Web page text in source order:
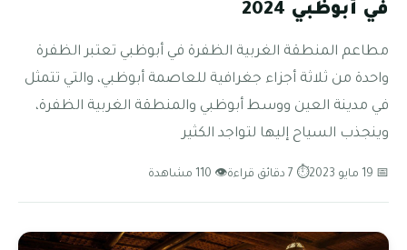
في أبوظبي 2024
مطاعم المنطقة الغربية الظفرة في أبوظبي تعتبر الظفرة
واحدة من ثلاثة أجزاء جغرافية للعاصمة أبوظبي، والتي تتمثل
في مدينة العين ووسط أبوظبي والمنطقة الغربية الظفرة،
وينجذب السياح إليها لتواجد الكثير
📅 19 مايو 2023 ⏱ 7 دقائق قراءة 👁 110 مشاهدة